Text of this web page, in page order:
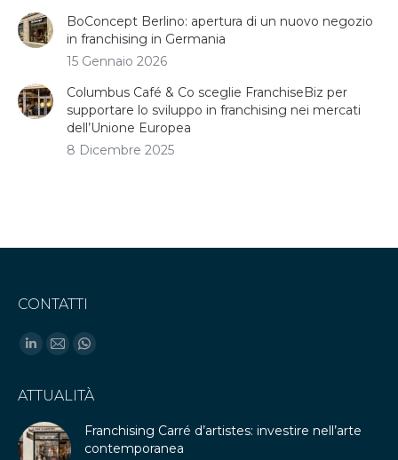
BoConcept Berlino: apertura di un nuovo negozio
in franchising in Germania
15 Gennaio 2026
Columbus Café & Co sceglie FranchiseBiz per
supportare lo sviluppo in franchising nei mercati
dell’Unione Europea
8 Dicembre 2025
CONTATTI
Find us on:
Linkedin
opens
in
new
Mail
opens
in
new
Whatsapp
opens
in
new
ATTUALITÀ
Franchising Carré d’artistes: investire nell’arte
contemporanea